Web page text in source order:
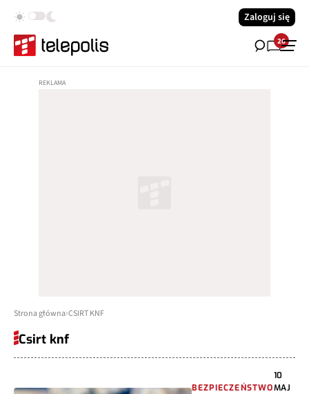
Zaloguj się
26
Strona główna CSIRT KNF
Csirt knf
BEZPIECZEŃSTWO
10
MAJ